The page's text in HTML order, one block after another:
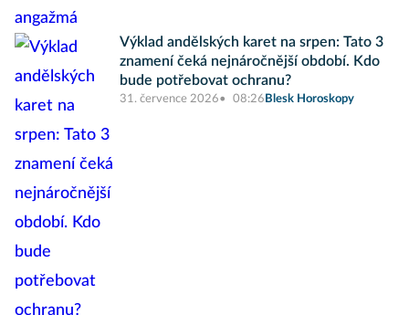
Výklad andělských karet na srpen: Tato 3
znamení čeká nejnáročnější období. Kdo
bude potřebovat ochranu?
31. července 2026 08:26 Blesk Horoskopy